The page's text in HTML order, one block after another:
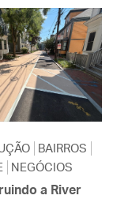
BAIRROS
NEGÓCIOS
a River